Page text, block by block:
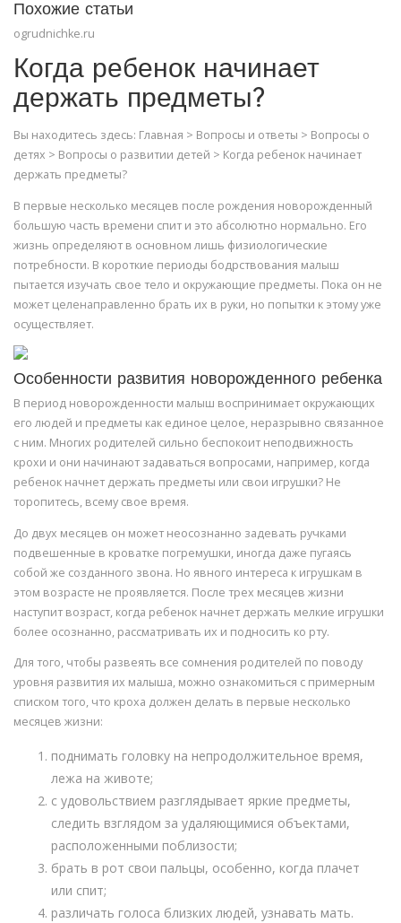
Похожие статьи
ogrudnichke.ru
Когда ребенок начинает
держать предметы?
Вы находитесь здесь: Главная > Вопросы и ответы > Вопросы о
детях > Вопросы о развитии детей > Когда ребенок начинает
держать предметы?
В первые несколько месяцев после рождения новорожденный
большую часть времени спит и это абсолютно нормально. Его
жизнь определяют в основном лишь физиологические
потребности. В короткие периоды бодрствования малыш
пытается изучать свое тело и окружающие предметы. Пока он не
может целенаправленно брать их в руки, но попытки к этому уже
осуществляет.
Особенности развития новорожденного ребенка
В период новорожденности малыш воспринимает окружающих
его людей и предметы как единое целое, неразрывно связанное
с ним. Многих родителей сильно беспокоит неподвижность
крохи и они начинают задаваться вопросами, например, когда
ребенок начнет держать предметы или свои игрушки? Не
торопитесь, всему свое время.
До двух месяцев он может неосознанно задевать ручками
подвешенные в кроватке погремушки, иногда даже пугаясь
собой же созданного звона. Но явного интереса к игрушкам в
этом возрасте не проявляется. После трех месяцев жизни
наступит возраст, когда ребенок начнет держать мелкие игрушки
более осознанно, рассматривать их и подносить ко рту.
Для того, чтобы развеять все сомнения родителей по поводу
уровня развития их малыша, можно ознакомиться с примерным
списком того, что кроха должен делать в первые несколько
месяцев жизни:
поднимать головку на непродолжительное время,
лежа на животе;
с удовольствием разглядывает яркие предметы,
следить взглядом за удаляющимися объектами,
расположенными поблизости;
брать в рот свои пальцы, особенно, когда плачет
или спит;
различать голоса близких людей, узнавать мать.